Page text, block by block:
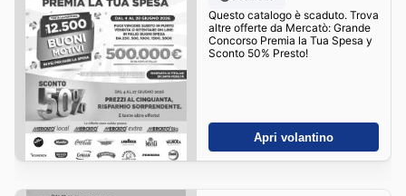
Questo catalogo è scaduto. Trova
altre offerte da Mercatò: Grande
Concorso Premia la Tua Spesa y
Sconto 50% Presto!
Apri volantino